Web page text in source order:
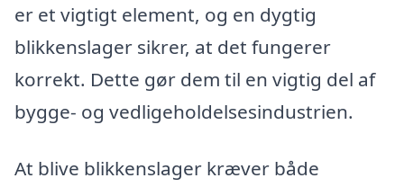
er et vigtigt element, og en dygtig
blikkenslager sikrer, at det fungerer
korrekt. Dette gør dem til en vigtig del af
bygge- og vedligeholdelsesindustrien.
At blive blikkenslager kræver både